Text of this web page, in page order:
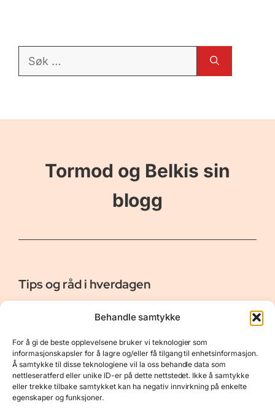
Behandle samtykke
For å gi de beste opplevelsene bruker vi teknologier som
informasjonskapsler for å lagre og/eller få tilgang til enhetsinformasjon.
Å samtykke til disse teknologiene vil la oss behandle data som
nettleseratferd eller unike ID-er på dette nettstedet. Ikke å samtykke
eller trekke tilbake samtykket kan ha negativ innvirkning på enkelte
egenskaper og funksjoner.
Søk
Tormod og Belkis sin
blogg
Tips og råd i hverdagen
Er vår bloggside hvor vi ønsker å dele våre opplevelser og
gi deg råd og tips innen reiser, hotell - og restauranter,
naturopplevelser, personlig pleie, data, film og bøker m.m.
Nyttige Linker
Om oss
Kontakt
Resurser
Personvernerklæring
Opphavsrett